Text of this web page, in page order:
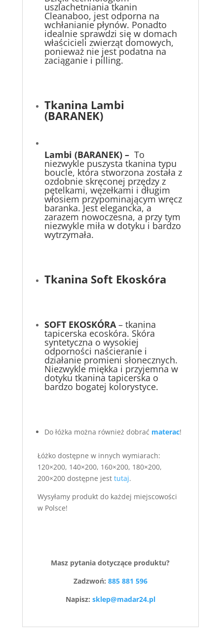
uszlachetniania tkanin
Cleanaboo, jest odporna na
wchłanianie płynów. Ponadto
idealnie sprawdzi się w domach
właścicieli zwierząt domowych,
ponieważ nie jest podatna na
zaciąganie i pilling.
Tkanina Lambi
(BARANEK)
Lambi (BARANEK) – To
niezwykle puszysta tkanina typu
boucle, która stworzona została z
ozdobnie skręconej przędzy z
pętelkami, węzełkami i długim
włosiem przypominającym wręcz
baranka. Jest elegancka, a
zarazem nowoczesna, a przy tym
niezwykle miła w dotyku i bardzo
wytrzymała.
Tkanina Soft Ekoskóra
SOFT EKOSKÓRA– tkanina
tapicerska ecoskóra. Skóra
syntetyczna o wysokiej
odporności naścieranie i
działanie promieni słonecznych.
Niezwykle miękka i przyjemna w
dotyku tkanina tapicerska o
bardzo bogatej kolorystyce.
Do łóżka można również dobrać materac!
Łóżko dostępne w innych wymiarach:
120×200, 140×200, 160×200, 180×200,
200×200 dostępne jest tutaj.
Wysyłamy produkt do każdej miejscowości
w Polsce!
Masz pytania dotyczące produktu?
Zadzwoń: 885 881 596
Napisz: sklep@madar24.pl